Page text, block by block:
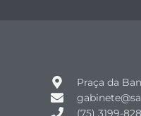
Praça da
(75) 3199-